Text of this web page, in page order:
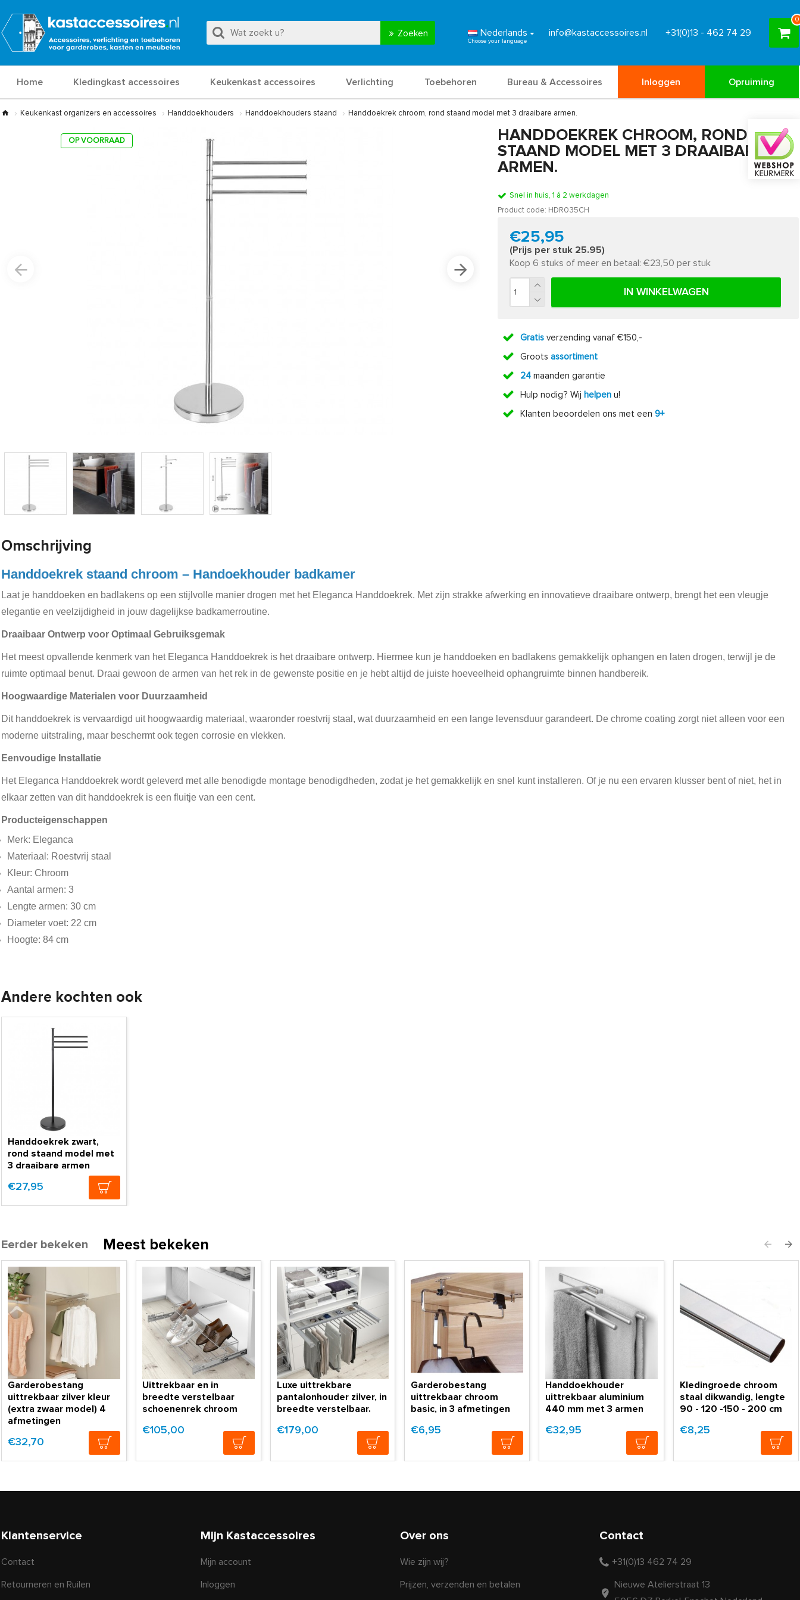
Zoeken Nederlands info@kastaccessoires.nl +31(0)13 - 462 74 29
0
Home Kledingkast accessoires Keukenkast accessoires Verlichting Toebehoren Bureau & Accessoires Inloggen Opruiming
Keukenkast organizers en accessoires Handdoekhouders Handdoekhouders staand Handdoekrek chroom, rond staand model met 3 draaibare armen.
OP VOORRAAD
HANDDOEKREK CHROOM, ROND
STAAND MODEL MET 3 DRAAIBARE
ARMEN.
Snel in huis, 1 á 2 werkdagen
Product code: HDR035CH
€25,95
(Prijs per stuk 25.95)
Koop 6 stuks of meer en betaal: €23,50 per stuk
IN WINKELWAGEN
Gratisverzending vanaf €150,-
Groots assortiment
24maanden garantie
Hulp nodig? Wij helpenu!
Klanten beoordelen ons met een 9+
Omschrijving
Handdoekrek staand chroom – Handoekhouder badkamer
Laat je handdoeken en badlakens op een stijlvolle manier drogen met het Eleganca Handdoekrek. Met zijn strakke afwerking en innovatieve draaibare ontwerp, brengt het een vleugje
elegantie en veelzijdigheid in jouw dagelijkse badkamerroutine.
Draaibaar Ontwerp voor Optimaal Gebruiksgemak
Het meest opvallende kenmerk van het Eleganca Handdoekrek is het draaibare ontwerp. Hiermee kun je handdoeken en badlakens gemakkelijk ophangen en laten drogen, terwijl je de
ruimte optimaal benut. Draai gewoon de armen van het rek in de gewenste positie en je hebt altijd de juiste hoeveelheid ophangruimte binnen handbereik.
Hoogwaardige Materialen voor Duurzaamheid
Dit handdoekrek is vervaardigd uit hoogwaardig materiaal, waaronder roestvrij staal, wat duurzaamheid en een lange levensduur garandeert. De chrome coating zorgt niet alleen voor een
moderne uitstraling, maar beschermt ook tegen corrosie en vlekken.
Eenvoudige Installatie
Het Eleganca Handdoekrek wordt geleverd met alle benodigde montage benodigdheden, zodat je het gemakkelijk en snel kunt installeren. Of je nu een ervaren klusser bent of niet, het in
elkaar zetten van dit handdoekrek is een fluitje van een cent.
Producteigenschappen
Merk: Eleganca
Materiaal: Roestvrij staal
Kleur: Chroom
Aantal armen: 3
Lengte armen: 30 cm
Diameter voet: 22 cm
Hoogte: 84 cm
Andere kochten ook
Handdoekrek zwart,
rond staand model met
3 draaibare armen
€27,95
Eerder bekeken Meest bekeken
Garderobestang
uittrekbaar zilver kleur
(extra zwaar model) 4
afmetingen
€32,70
Uittrekbaar en in
breedte verstelbaar
schoenenrek chroom
€105,00
Luxe uittrekbare
pantalonhouder zilver, in
breedte verstelbaar.
€179,00
Garderobestang
uittrekbaar chroom
basic, in 3 afmetingen
€6,95
Handdoekhouder
uittrekbaar aluminium
440 mm met 3 armen
€32,95
Kledingroede chroom
staal dikwandig, lengte
90 - 120 -150 - 200 cm
€8,25
Klantenservice
Contact
Retourneren en Ruilen
Mijn Kastaccessoires
Mijn account
Inloggen
Over ons
Wie zijn wij?
Prijzen, verzenden en betalen
Contact
+31(0)13 462 74 29
Nieuwe Atelierstraat 13